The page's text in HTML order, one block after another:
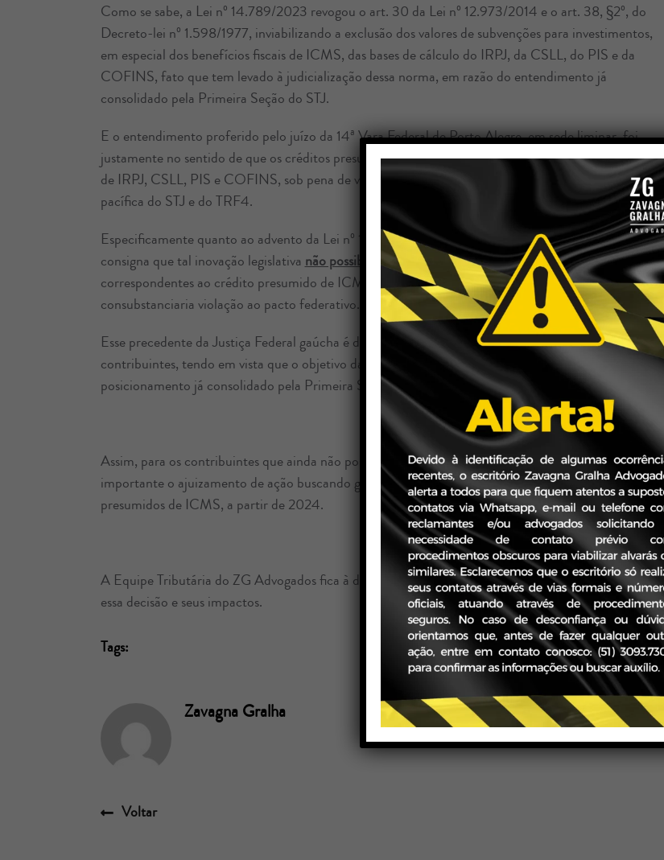
Como se sabe, a Lei nº 14.789/2023 revogou o art. 30 da Lei nº 12.973/2014 e o art. 38, §2º, do
Decreto-lei nº 1.598/1977, inviabilizando a exclusão dos valores de subvenções para investimentos,
em especial dos benefícios fiscais de ICMS, das bases de cálculo do IRPJ, da CSLL, do PIS e da
COFINS, fato que tem levado à judicialização dessa norma, em razão do entendimento já
consolidado pela Primeira Seção do STJ.
E o entendimento proferido pelo juízo da 14ª Vara Federal de Porto Alegre, em sede liminar, foi
justamente no sentido de que os créditos presumidos de ICMS não devem integrar a base de cálculo
de IRPJ, CSLL, PIS e COFINS, sob pena de violação ao pacto federativo, conforme jurisprudência
pacífica do STJ e do TRF4.
Especificamente quanto ao advento da Lei nº 14.789/2023, a decisão de forma clara e objetiva
consigna que tal inovação legislativa não possibilitaa tributação pela União Federal dos valores
correspondentes ao crédito presumido de ICMS, tendo em vista que eventual incidência tributária
consubstanciaria violação ao pacto federativo.
Esse precedente da Justiça Federal gaúcha é de suma importância e traz segurança jurídica para os
contribuintes, tendo em vista que o objetivo da Lei nº 14.789/2023 é justamente tentar afastar o
posicionamento já consolidado pela Primeira Seção do STJ quanto à matéria.
Assim, para os contribuintes que ainda não possuam respaldo judicial sobre esta matéria, é
importante o ajuizamento de ação buscando garantir o direito de não tributar os valores de créditos
presumidos de ICMS, a partir de 2024.
A Equipe Tributária do ZG Advogados fica à disposição para os esclarecimentos adicionais sobre
essa decisão e seus impactos.
Tags:
Zavagna Gralha
Voltar